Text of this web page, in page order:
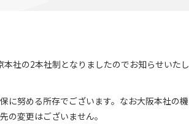
社の2本社制となりましたのでお知らせいたし
に努める所存でございます。なお大阪本社の機
の変更はございません。